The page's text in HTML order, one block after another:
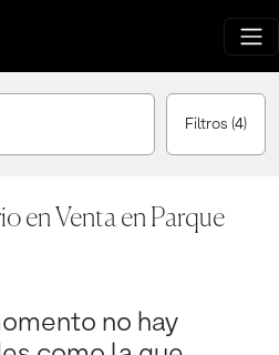
Filtros (4)
en Venta en Parque
no hay